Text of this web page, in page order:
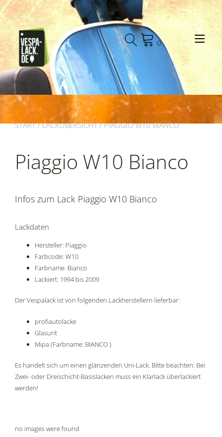
Zum
Inhalt
springen
0
START/LACKÜBERSICHT/ PIAGGIO W10 BIANCO
Piaggio W10 Bianco
Infos zum Lack Piaggio W10 Bianco
Lackdaten
Hersteller: Piaggio
Farbcode: W10
Farbname: Bianco
Lackiert: 1994 bis 2009
Der Vespalack ist von folgenden Lackherstellern lieferbar:
profiautolacke
Glasurit
Mipa (Farbname: BIANCO )
Es handelt sich um einen glänzenden Uni-Lack. Bitte beachten: Bei
Zwei- oder Dreischicht-Basislacken muss ein Klarlack überlackiert
werden!
no images were found